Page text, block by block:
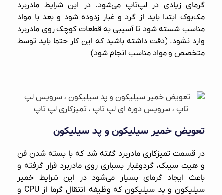
گرمای زیادی در لپ‌تاپ می‌شود. در این شرایط مادربرد
مک‌بوک ابتدا باید از گرد و غبار زدوده شود و بعد با مواد
مناسب شسته شود تا آسیبی به قطعات کوچک روی مادربرد
وارد نشود. (دقت داشته باشید که این کار حتما باید توسط
متخصص و مواد مناسب انجام شود)
تعویض خمیر سیلیکون و پد سیلیکون
در قسمت تمیزکاری مادربرد گفته شد که با بسته شدن فن
و هیت سینک، گردوغبار بسیاری روی مادربرد قرار گرفته و
باعث ایجاد گرمای بسیار می‌شود در این شرایط خمیر
سیلیکون و پد سیلیکون که وظیفه انتقال گرما از CPU و